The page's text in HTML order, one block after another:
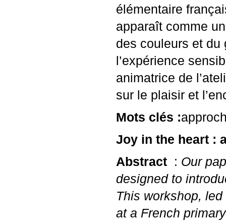
élémentaire
apparaît comme
des couleurs et du
l’expérience
animatrice de
sur le plaisir et
Mots clés :
Joy in the heart :
Abstract : Our
designed to
This workshop,
at a French